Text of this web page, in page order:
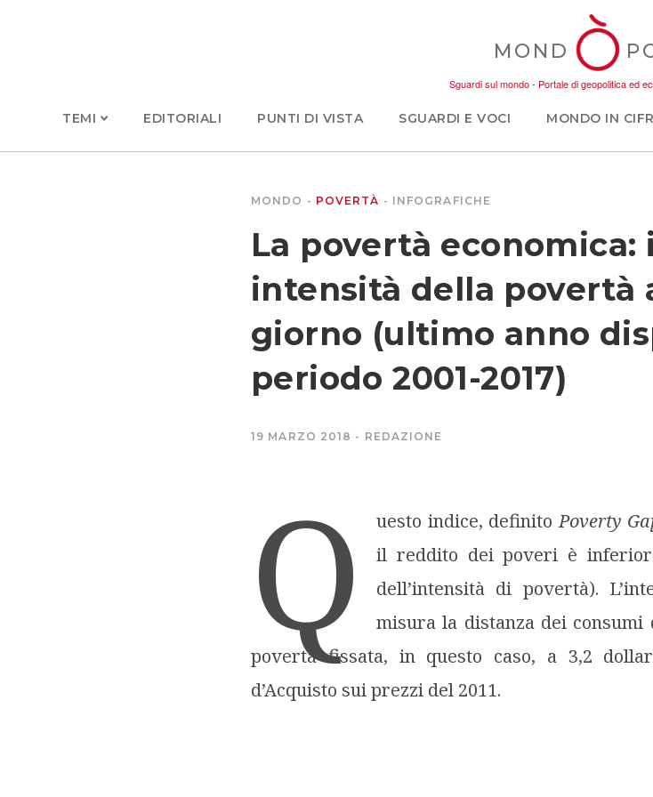
MOND
Sguardi sul mondo - Portale di geopolitica ed
TEMI EDITORIALI PUNTI DI VISTA SGUARDI E VOCI MONDO IN
MONDO POVERTÀ INFOGRAFICHE
La povertà economica:
intensità della povertà
giorno (ultimo anno
periodo 2001-2017)
19 MARZO 2018 REDAZIONE
Q uesto indice, definitoPoverty
il reddito dei poveri è
dell’intensità di povertà).
misura la distanza dei
povertà fissata, in questo caso, a 3,2
d’Acquisto sui prezzi del 2011.